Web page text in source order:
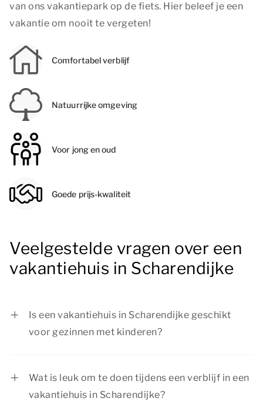
van ons vakantiepark op de fiets. Hier beleef je een
vakantie om nooit te vergeten!
Comfortabel verblijf
Natuurrijke omgeving
Voor jong en oud
Goede prijs-kwaliteit
Veelgestelde vragen over een
vakantiehuis in Scharendijke
Is een vakantiehuis in Scharendijke geschikt
voor gezinnen met kinderen?
Wat is leuk om te doen tijdens een verblijf in een
vakantiehuis in Scharendijke?